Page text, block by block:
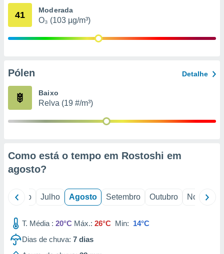
estudos
e
1199
41 Moderada
O₃ (103 µg/m³)
Pólen Detalhe
Baixo
Relva (19 #/m³)
Como está o tempo em Rostoshi em
agosto?
Junho Julho Agosto Setembro Outubro Novembro
T. Média : 20°C Máx.: 26°C Min: 14°C
Dias de chuva: 7 dias